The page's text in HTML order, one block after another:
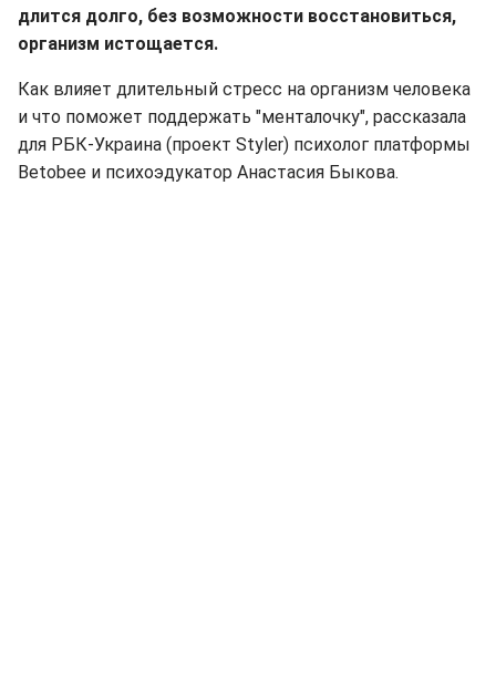
длится долго, без возможности восстановиться,
организм истощается.
Как влияет длительный стресс на организм человека
и что поможет поддержать "менталочку", рассказала
для РБК-Украина (проект Styler) психолог платформы
Betobee и психоэдукатор Анастасия Быкова.